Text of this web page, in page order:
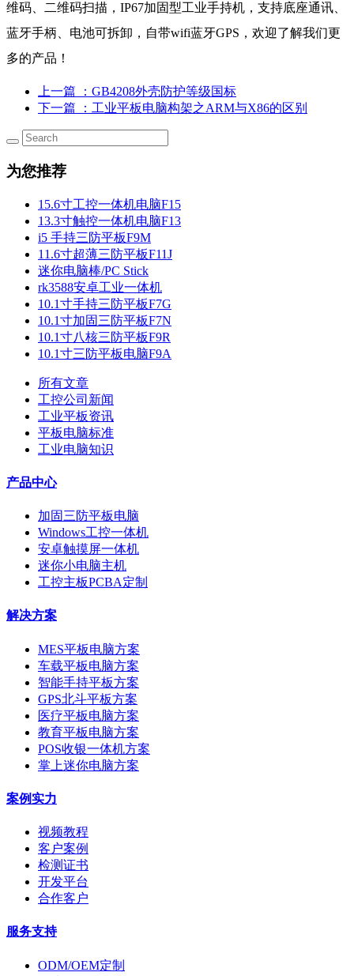
维码、二维码扫描，IP67加固型工业手持机，支持底座通讯、
蓝牙手柄、电池可拆卸，自带wifi蓝牙GPS，欢迎了解我们更
多的产品！
上一篇
：GB4208外壳防护等级国标
下一篇
：工业平板电脑构架之ARM与X86的区别
为您推荐
15.6寸工控一体机电脑F15
13.3寸触控一体机电脑F13
i5 手持三防平板F9M
11.6寸超薄三防平板F11J
迷你电脑棒/PC Stick
rk3588安卓工业一体机
10.1寸手持三防平板F7G
10.1寸加固三防平板F7N
10.1寸八核三防平板F9R
10.1寸三防平板电脑F9A
所有文章
工控公司新闻
工业平板资讯
平板电脑标准
工业电脑知识
产品中心
加固三防平板电脑
Windows工控一体机
安卓触摸屏一体机
迷你小电脑主机
工控主板PCBA定制
解决方案
MES平板电脑方案
车载平板电脑方案
智能手持平板方案
GPS北斗平板方案
医疗平板电脑方案
教育平板电脑方案
POS收银一体机方案
掌上迷你电脑方案
案例实力
视频教程
客户案例
检测证书
开发平台
合作客户
服务支持
ODM/OEM定制